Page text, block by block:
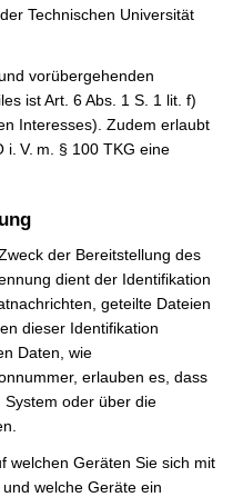
Technischen Universität
vorübergehenden
ist Art. 6 Abs. 1 S. 1 lit. f)
Interesses). Zudem erlaubt
i. V. m. § 100 TKG eine
der Bereitstellung des
dient der Identifikation
geteilte Dateien
dieser Identifikation
Daten, wie
erlauben es, dass
oder über die
welchen Geräten Sie sich mit
welche Geräte ein